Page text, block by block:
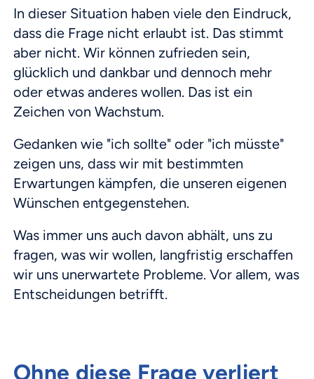
In dieser Situation haben viele den Eindruck,
dass die Frage nicht erlaubt ist. Das stimmt
aber nicht. Wir können zufrieden sein,
glücklich und dankbar und dennoch mehr
oder etwas anderes wollen. Das ist ein
Zeichen von Wachstum.
Gedanken wie "ich sollte" oder "ich müsste"
zeigen uns, dass wir mit bestimmten
Erwartungen kämpfen, die unseren eigenen
Wünschen entgegenstehen.
Was immer uns auch davon abhält, uns zu
fragen, was wir wollen, langfristig erschaffen
wir uns unerwartete Probleme. Vor allem, was
Entscheidungen betrifft.
Ohne diese Frage verliert